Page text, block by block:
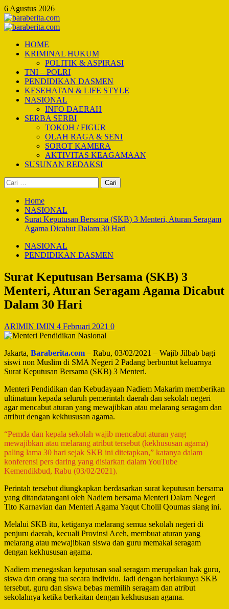
Skip
to
content
6 Agustus 2026
Primary
HOME
KRIMINAL HUKUM
POLITIK & ASPIRASI
TNI – POLRI
PENDIDIKAN DASMEN
KESEHATAN & LIFE STYLE
NASIONAL
INFO DAERAH
SERBA SERBI
TOKOH / FIGUR
OLAH RAGA & SENI
SOROT KAMERA
AKTIVITAS KEAGAMAAN
SUSUNAN REDAKSI
Cari
untuk:
Home
NASIONAL
Surat Keputusan Bersama (SKB) 3 Menteri, Aturan Seragam
Agama Dicabut Dalam 30 Hari
NASIONAL
PENDIDIKAN DASMEN
Surat Keputusan Bersama (SKB) 3
Menteri, Aturan Seragam Agama Dicabut
Dalam 30 Hari
ARIMIN IMIN 4 Februari 2021 0
Jakarta, Baraberita.com – Rabu, 03/02/2021 – Wajib Jilbab bagi
siswi non Muslim di SMA Negeri 2 Padang berbuntut keluarnya
Surat Keputusan Bersama (SKB) 3 Menteri.
Menteri Pendidikan dan Kebudayaan Nadiem Makarim memberikan
ultimatum kepada seluruh pemerintah daerah dan sekolah negeri
agar mencabut aturan yang mewajibkan atau melarang seragam dan
atribut dengan kekhususan agama.
“Pemda dan kepala sekolah wajib mencabut aturan yang
mewajibkan atau melarang atribut tersebut (kekhususan agama)
paling lama 30 hari sejak SKB ini ditetapkan,” katanya dalam
konferensi pers daring yang disiarkan dalam YouTube
Kemendikbud, Rabu (03/02/2021).
Perintah tersebut diungkapkan berdasarkan surat keputusan bersama
yang ditandatangani oleh Nadiem bersama Menteri Dalam Negeri
Tito Karnavian dan Menteri Agama Yaqut Cholil Qoumas siang ini.
Melalui SKB itu, ketiganya melarang semua sekolah negeri di
penjuru daerah, kecuali Provinsi Aceh, membuat aturan yang
melarang atau mewajibkan siswa dan guru memakai seragam
dengan kekhususan agama.
Nadiem menegaskan keputusan soal seragam merupakan hak guru,
siswa dan orang tua secara individu. Jadi dengan berlakunya SKB
tersebut, guru dan siswa bebas memilih seragam dan atribut
sekolahnya ketika berkaitan dengan kekhususan agama.